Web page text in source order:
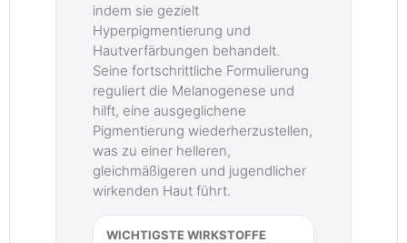
indem sie gezielt
Hyperpigmentierung und
Hautverfärbungen behandelt.
Seine fortschrittliche Formulierung
reguliert die Melanogenese und
hilft, eine ausgeglichene
Pigmentierung wiederherzustellen,
was zu einer helleren,
gleichmäßigeren und jugendlicher
wirkenden Haut führt.
WICHTIGSTE WIRKSTOFFE